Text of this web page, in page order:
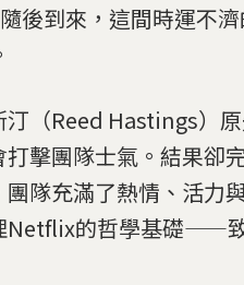
後到來，這間時運不
（Reed Hastings）
擊團隊士氣。結果卻
隊充滿了熱情、活力
Netflix的哲學基礎——